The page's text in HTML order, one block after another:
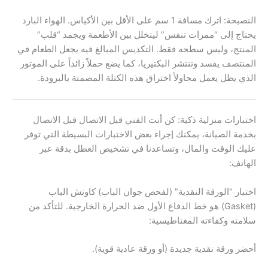
النصيحة: اترك مسافة 1 سم على الأقل بين الأكياس. الهواء البارد
يحتاج إلى “ممرات تنفس” ليتخلل بين الأطعمة ويجمد “قلب”
المنتج، وليس سطحه فقط. التكديس المبالغ فيه يجعل الطعام في
المنتصف يفسد وتنتشر البكتيريا، كما يضع حملاً زائداً على الموتور
الذي يظل يعمل محاولاً اختراق هذه الكتلة المصمتة بالبرودة.
اختبارات منزلية ذكية: كن أنت الفني قبل الاتصال قبل الاتصال
بخدمة الصيانة، يمكنك إجراء بعض الاختبارات البسيطة التي توفر
عليك الوقت والمال، وتساعدنا في تشخيص العطل بدقة عبر
الهاتف:
اختبار “الورقة النقدية” (لفحص جوان الباب) كاوتش الباب
(Gasket) هو خط الدفاع الأول ضد الحرارة الخارجية. للتأكد من
سلامته وكفاءته المغناطيسية:
أحضر ورقة نقدية جديدة (أو ورقة عادية قوية).